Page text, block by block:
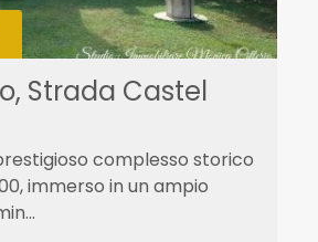
Strada Castel
complesso storico
immerso in un ampio